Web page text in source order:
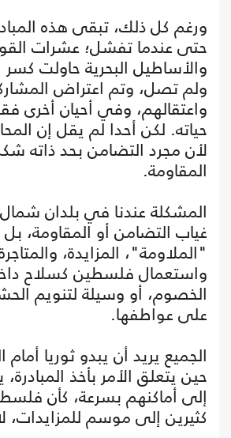
ورغم كل ذلك، تبقى هذه
حتى عندما تفشل؛ عشرات
والأساطيل البحرية حاولت
ولم تصل، وتم اعتراض
واعتقالهم، وفي أحيان أخرى
حياته. لكن أحدا لم يقل إن
لأن مجرد التضامن بحد ذاته
المقاومة.
المشكلة عندنا في بلدان
غياب التضامن أو المقاومة، بل
"الملاومة"، المزايدة،
واستعمال فلسطين كسلاح
الخصوم، أو وسيلة لتنويم
على عواطفها.
الجميع يريد أن يبدو ثوريا أمام
حين يتعلق الأمر بأخذ
إلى أماكنهم بسرعة، كأن
كثيرين إلى موسم للمزايدات،